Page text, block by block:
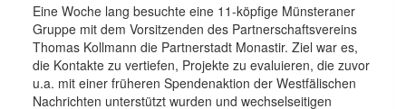
Eine Woche lang besuchte eine 11-köpfige Münsteraner
Gruppe mit dem Vorsitzenden des Partnerschaftsvereins
Thomas Kollmann die Partnerstadt Monastir. Ziel war es,
die Kontakte zu vertiefen, Projekte zu evaluieren, die zuvor
u.a. mit einer früheren Spendenaktion der Westfälischen
Nachrichten unterstützt wurden und wechselseitigen